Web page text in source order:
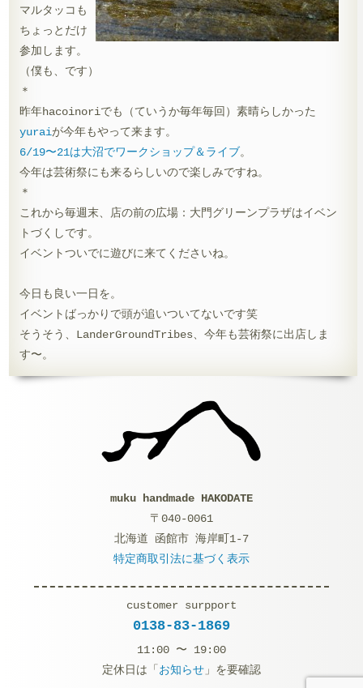
マルタッコも
ちょっとだけ
参加します。
（僕も、です）
＊
昨年hacoinoriでも（ていうか毎年毎回）素晴らしかった
yuraiが今年もやって来ます。
6/19〜21は大沼でワークショップ＆ライブ。
今年は芸術祭にも来るらしいので楽しみですね。
＊
これから毎週末、店の前の広場：大門グリーンプラザはイベン
トづくしです。
イベントついでに遊びに来てくださいね。
今日も良い一日を。
イベントばっかりで頭が追いついてないです笑
そうそう、LanderGroundTribes、今年も芸術祭に出店しま
す〜。
muku handmade HAKODATE
〒040-0061
北海道 函館市 海岸町1-7
特定商取引法に基づく表示
customer surpport
0138-83-1869
11:00 〜 19:00
定休日は「 お知らせ 」を要確認